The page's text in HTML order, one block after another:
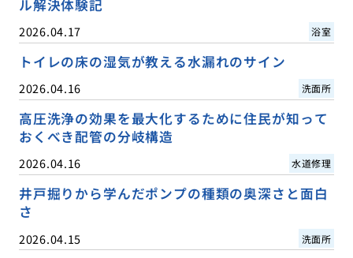
ル解決体験記
2026.04.17 浴室
トイレの床の湿気が教える水漏れのサイン
2026.04.16 洗面所
高圧洗浄の効果を最大化するために住民が知って
おくべき配管の分岐構造
2026.04.16 水道修理
井戸掘りから学んだポンプの種類の奥深さと面白
さ
2026.04.15 洗面所